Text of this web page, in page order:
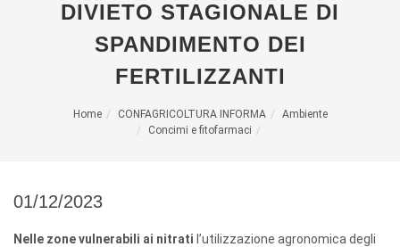
DIVIETO STAGIONALE DI
SPANDIMENTO DEI
FERTILIZZANTI
Home CONFAGRICOLTURA INFORMA
Ambiente
Concimi e fitofarmaci
01/12/2023
Nelle zone vulnerabili ai nitrati l’utilizzazione agronomica degli